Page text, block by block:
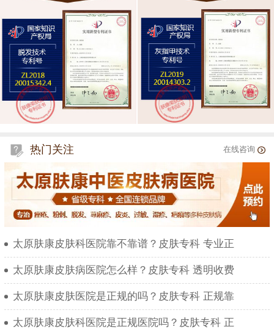
热门关注 在线咨询
太原肤康皮肤科医院靠不靠谱？皮肤专科 专业正
太原肤康皮肤病医院怎么样？皮肤专科 透明收费
太原肤康皮肤医院是正规的吗？皮肤专科 正规靠
太原肤康皮肤科医院是正规医院吗？皮肤专科 正